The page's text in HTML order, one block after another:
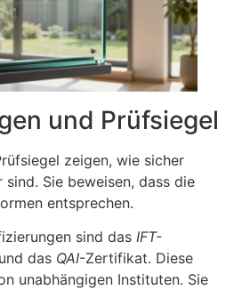
und Prüfsiegel
zeigen, wie sicher
Sie beweisen, dass die
entsprechen.
sind das IFT-
das QAI-Zertifikat. Diese
unabhängigen Instituten. Sie